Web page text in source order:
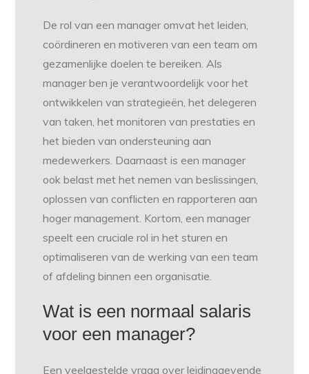
De rol van een manager omvat het leiden,
coördineren en motiveren van een team om
gezamenlijke doelen te bereiken. Als
manager ben je verantwoordelijk voor het
ontwikkelen van strategieën, het delegeren
van taken, het monitoren van prestaties en
het bieden van ondersteuning aan
medewerkers. Daarnaast is een manager
ook belast met het nemen van beslissingen,
oplossen van conflicten en rapporteren aan
hoger management. Kortom, een manager
speelt een cruciale rol in het sturen en
optimaliseren van de werking van een team
of afdeling binnen een organisatie.
Wat is een normaal salaris
voor een manager?
Een veelgestelde vraag over leidinggevende